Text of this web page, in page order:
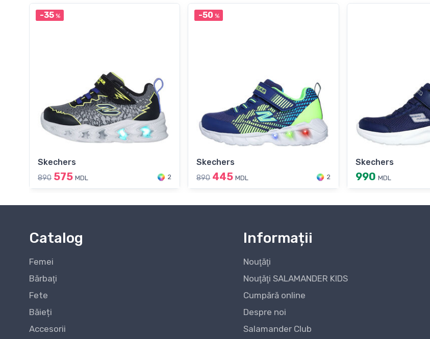
-35%
Skechers
890 575 MDL 2
-50 %
Skechers
890 445 MDL 2
Skechers
990 MDL
Catalog
Femei
Bărbaţi
Fete
Băieți
Accesorii
Informații
Nouţăţi
Nouţăţi SALAMANDER KIDS
Cumpără online
Despre noi
Salamander Club